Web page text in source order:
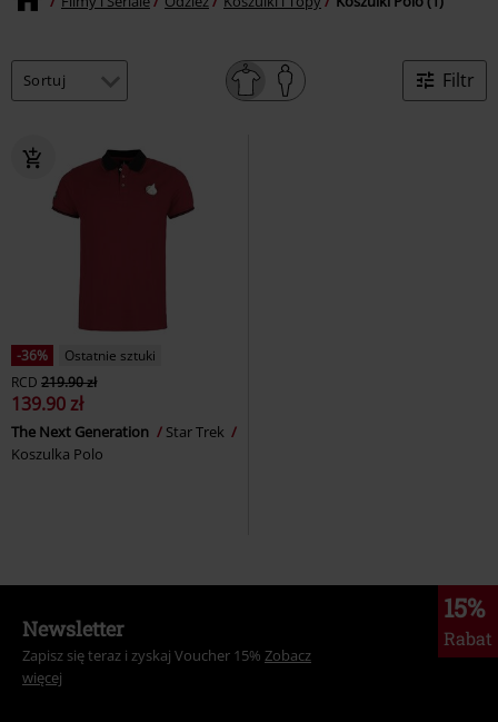
Filtr
-36%
Ostatnie sztuki
RCD 219.90 zł
139.90 zł
The Next Generation
Star Trek
Koszulka Polo
15%
Rabat
Newsletter
Zapisz się teraz i zyskaj Voucher 15% Zobacz
więcej